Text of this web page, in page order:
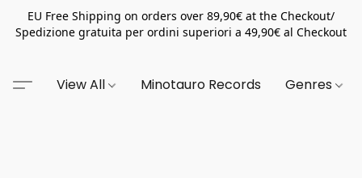
EU Free Shipping on orders over 89,90€ at the Checkout/
Spedizione gratuita per ordini superiori a 49,90€ al Checkout
View All Minotauro Records Genres